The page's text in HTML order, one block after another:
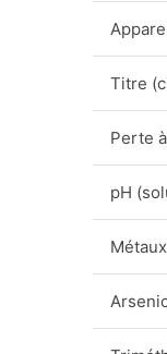
Titre
Perte
pH